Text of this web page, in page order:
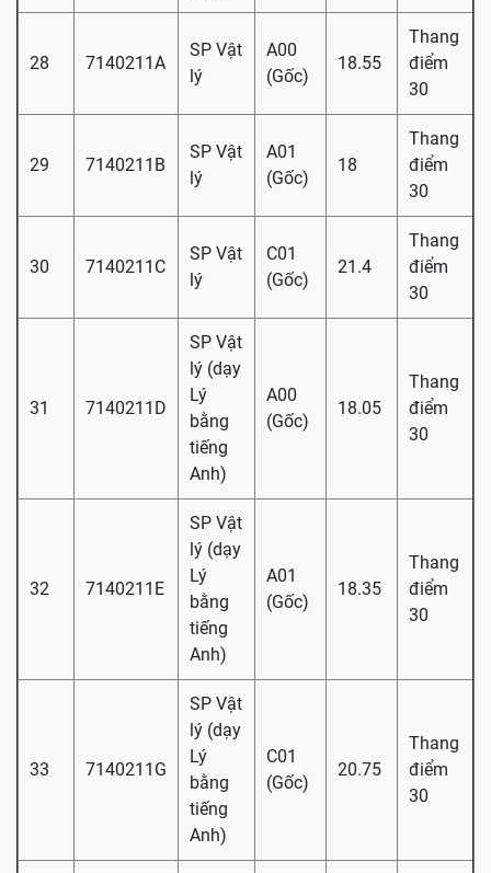
28 7140211A
SP Vật
lý
A00
(Gốc)
18.55
Thang
điểm
30
29 7140211B
SP Vật
lý
A01
(Gốc)
18
Thang
điểm
30
30 7140211C
SP Vật
lý
C01
(Gốc)
21.4
Thang
điểm
30
31 7140211D
SP Vật
lý (dạy
Lý
bằng
tiếng
Anh)
A00
(Gốc)
18.05
Thang
điểm
30
32 7140211E
SP Vật
lý (dạy
Lý
bằng
tiếng
Anh)
A01
(Gốc)
18.35
Thang
điểm
30
33 7140211G
SP Vật
lý (dạy
Lý
bằng
tiếng
Anh)
C01
(Gốc)
20.75
Thang
điểm
30